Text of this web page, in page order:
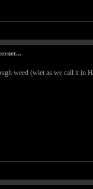
weed (wiet as we call it in